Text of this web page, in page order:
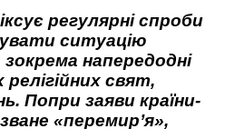
регулярні спроби
ситуацію
зокрема напередодні
свят,
Попри заяви країни-
«перемир’я»,